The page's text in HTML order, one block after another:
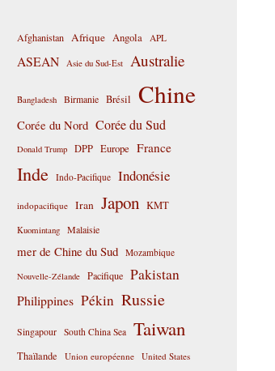
Afghanistan Afrique Angola APL
ASEAN Asie du Sud-Est Australie
Bangladesh Birmanie Brésil Chine
Corée du Nord Corée du Sud
Donald Trump DPP Europe France
Inde Indo-Pacifique Indonésie
indopacifique Iran Japon KMT
Kuomintang Malaisie
mer de Chine du Sud Mozambique
Nouvelle-Zélande Pacifique Pakistan
Philippines Pékin Russie
Singapour South China Sea Taiwan
Thaïlande Union européenne United States